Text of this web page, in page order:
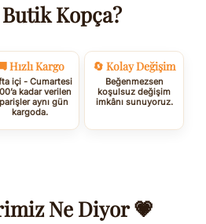
Kopça?
Hızlı Kargo
içi - Cumartesi
kadar verilen
aynı gün
kargoda.
🔄 Kolay Değişim
Beğenmezsen
koşulsuz değişim
imkânı sunuyoruz.
Ne Diyor 💗